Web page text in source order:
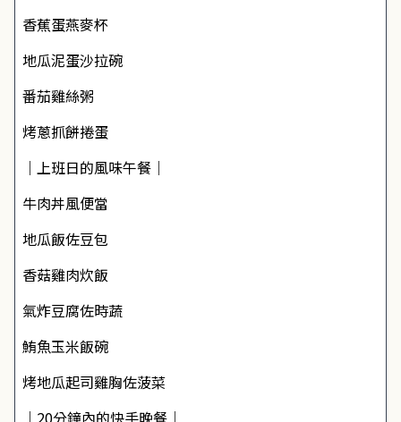
香蕉蛋燕麥杯
地瓜泥蛋沙拉碗
番茄雞絲粥
烤蔥抓餅捲蛋
｜上班日的風味午餐｜
牛肉丼風便當
地瓜飯佐豆包
香菇雞肉炊飯
氣炸豆腐佐時蔬
鮪魚玉米飯碗
烤地瓜起司雞胸佐菠菜
｜20分鐘內的快手晚餐｜